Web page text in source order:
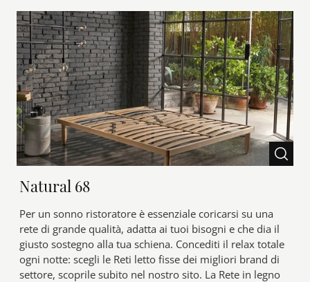
Natural 68
Per un sonno ristoratore è essenziale coricarsi su una
rete di grande qualità, adatta ai tuoi bisogni e che dia il
giusto sostegno alla tua schiena. Concediti il relax totale
ogni notte: scegli le Reti letto fisse dei migliori brand di
settore, scoprile subito nel nostro sito. La Rete in legno